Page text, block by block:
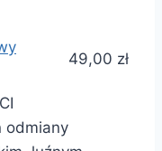
49,00 zł
odmiany